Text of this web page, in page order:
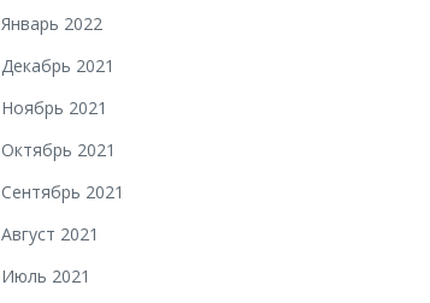
Январь 2022
Декабрь 2021
Ноябрь 2021
Октябрь 2021
Сентябрь 2021
Август 2021
Июль 2021